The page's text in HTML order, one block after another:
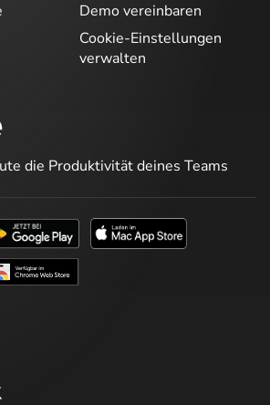
Demo vereinbaren
Cookie-Einstellungen
verwalten
die Produktivität deines Teams